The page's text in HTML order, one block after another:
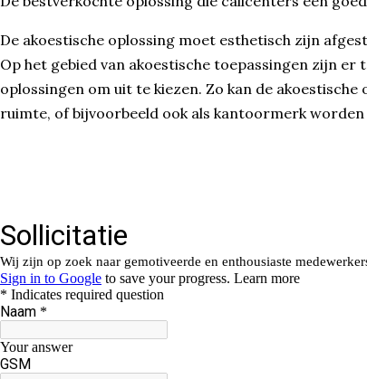
De akoestische oplossing moet esthetisch zijn
Op het gebied van akoestische toepassingen zijn er
oplossingen om uit te kiezen. Zo kan de
ruimte, of bijvoorbeeld ook als kantoormerk